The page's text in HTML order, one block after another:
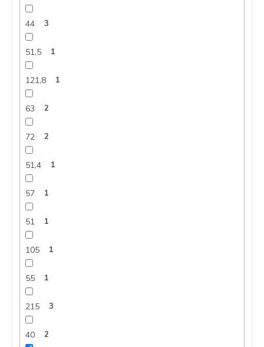
44 3
51,5 1
121,8 1
63 2
72 2
51,4 1
57 1
51 1
105 1
55 1
215 3
40 2